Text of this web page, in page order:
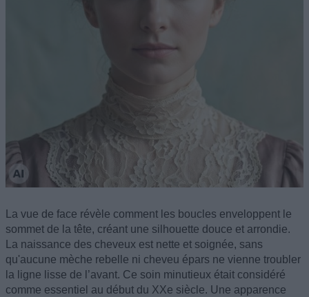
La vue de face révèle comment les boucles enveloppent le
sommet de la tête, créant une silhouette douce et arrondie.
La naissance des cheveux est nette et soignée, sans
qu'aucune mèche rebelle ni cheveu épars ne vienne troubler
la ligne lisse de l’avant. Ce soin minutieux était considéré
comme essentiel au début du XXe siècle. Une apparence